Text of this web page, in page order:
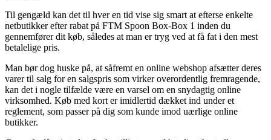
Til gengæld kan det til hver en tid vise sig smart at efterse enkelte
netbutikker efter rabat på FTM Spoon Box-Box 1 inden du
gennemfører dit køb, således at man er tryg ved at få fat i den mest
betalelige pris.
Man bør dog huske på, at såfremt en online webshop afsætter deres
varer til salg for en salgspris som virker overordentlig fremragende,
kan det i nogle tilfælde være en varsel om en snydagtig online
virksomhed. Køb med kort er imidlertid dækket ind under et
reglement, som passer på dig som kunde imod uærlige online
butikker.